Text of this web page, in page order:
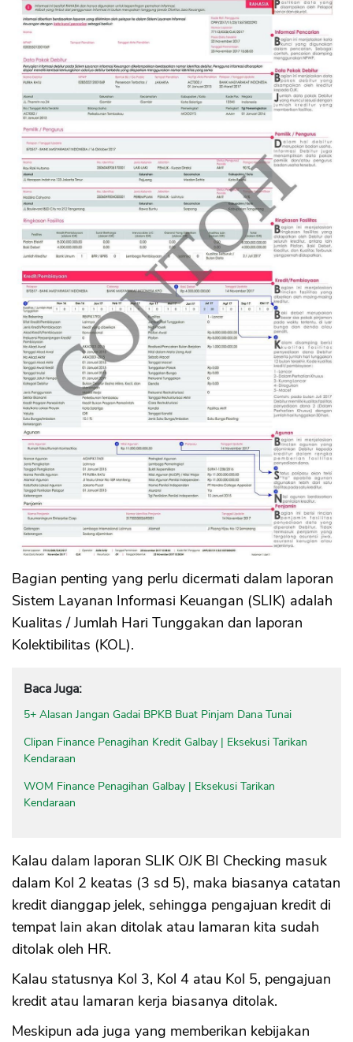
Bagian penting yang perlu dicermati dalam laporan
Sistem Layanan Informasi Keuangan (SLIK) adalah
Kualitas / Jumlah Hari Tunggakan dan laporan
Kolektibilitas (KOL).
Baca Juga:
5+ Alasan Jangan Gadai BPKB Buat Pinjam Dana Tunai
Clipan Finance Penagihan Kredit Galbay | Eksekusi Tarikan
Kendaraan
WOM Finance Penagihan Galbay | Eksekusi Tarikan
Kendaraan
Kalau dalam laporan SLIK OJK BI Checking masuk
dalam Kol 2 keatas (3 sd 5), maka biasanya catatan
kredit dianggap jelek, sehingga pengajuan kredit di
tempat lain akan ditolak atau lamaran kita sudah
ditolak oleh HR.
Kalau statusnya Kol 3, Kol 4 atau Kol 5, pengajuan
kredit atau lamaran kerja biasanya ditolak.
Meskipun ada juga yang memberikan kebijakan